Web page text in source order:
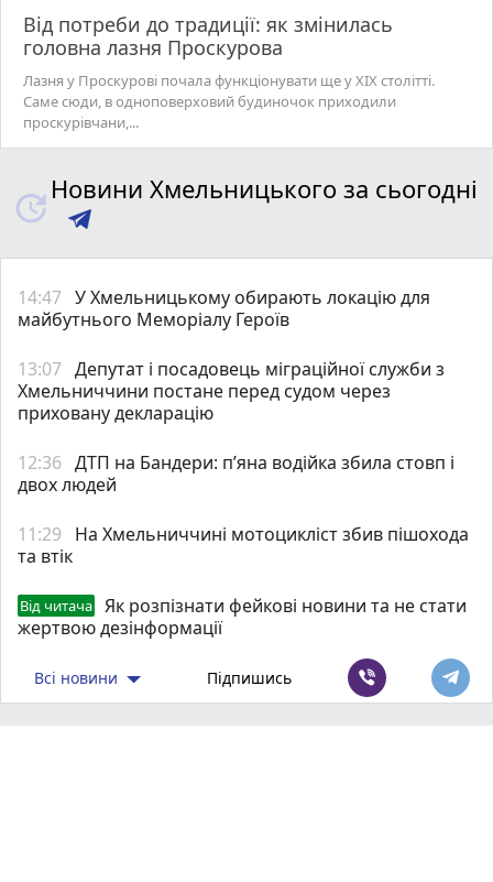
Від потреби до традиції: як змінилась
головна лазня Проскурова
Лазня у Проскурові почала функціонувати ще у XIX столітті.
Саме сюди, в одноповерховий будиночок приходили
проскурівчани,...
Новини Хмельницького за сьогодні
14:47 У Хмельницькому обирають локацію для
майбутнього Меморіалу Героїв
13:07 Депутат і посадовець міграційної служби з
Хмельниччини постане перед судом через
приховану декларацію
12:36 ДТП на Бандери: пʼяна водійка збила стовп і
двох людей
11:29
На Хмельниччині мотоцикліст збив пішохода
та втік
Від читача
Як розпізнати фейкові новини та не стати
жертвою дезінформації
Всі новини Підпишись